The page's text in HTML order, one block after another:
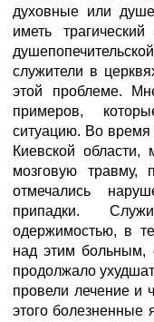
духовные или
иметь
служители в
этой проблеме.
примеров,
ситуацию. Во время
Киевской области,
мозговую травму,
отмечались
припадки.
одержимостью, в
над этим больным,
продолжало
провели лечение и
этого болезненные